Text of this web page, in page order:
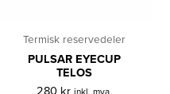
Termisk reservedeler
PULSAR EYECUP
TELOS
280 kr inkl. mva.